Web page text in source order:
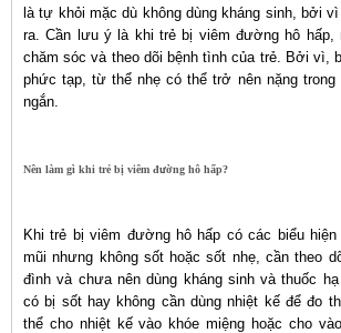
là tự khỏi mặc dù không dùng kháng sinh, bởi
ra. Cần lưu ý là khi trẻ bị viêm đường hô hấp,
chăm sóc và theo dõi bệnh tình của trẻ. Bởi vì,
phức tạp, từ thể nhẹ có thể trở nên nặng trong
ngắn.
Nên làm gì khi trẻ bị viêm đường hô hấp?
Khi trẻ bị viêm đường hô hấp có các biểu
mũi nhưng không sốt hoặc sốt nhẹ, cần theo
đình và chưa nên dùng kháng sinh và thuốc
có bị sốt hay không cần dùng nhiệt kế để đo
thể cho nhiệt kế vào khóe miệng hoặc cho